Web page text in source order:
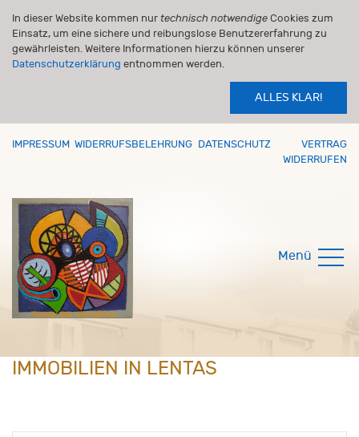
In dieser Website kommen nur technisch notwendige Cookies zum
Einsatz, um eine sichere und reibungslose Benutzererfahrung zu
gewährleisten. Weitere Informationen hierzu können unserer
Datenschutzerklärung entnommen werden.
ALLES KLAR!
IMPRESSUM WIDERRUFSBELEHRUNG DATENSCHUTZ
VERTRAG
WIDERRUFEN
Menü
IMMOBILIEN IN LENTAS